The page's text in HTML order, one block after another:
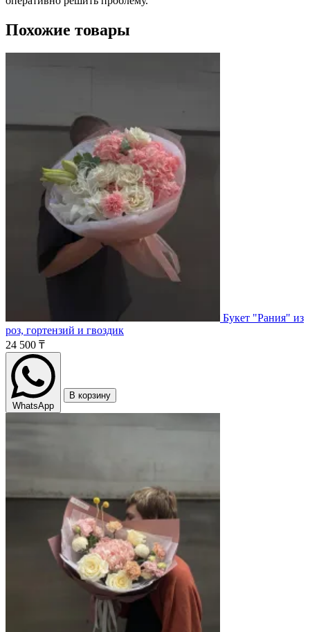
Похожие товары
Букет "Рания" из
роз, гортензий и гвоздик
24 500 ₸
WhatsApp
В корзину